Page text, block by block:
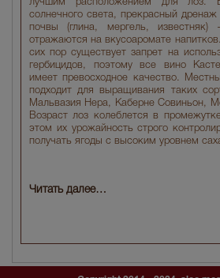
лучшим расположением для лоз.
солнечного света, прекрасный
почвы (глина, мергель,
отражаются на вкусоаромате
сих пор существует запрет на
гербицидов, поэтому все вино
имеет превосходное качество.
подходит для выращивания таких
Мальвазия Нера, Каберне Совиньон,
Возраст лоз колеблется в
этом их урожайность строго
получать ягоды с высоким уровнем
Читать далее…